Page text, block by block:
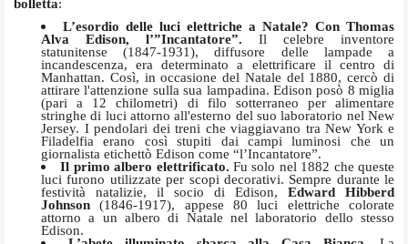
bolletta:
L’esordio delle luci elettriche a Natale? Con Thomas
Alva Edison, l’”Incantatore”. Il celebre inventore
statunitense (1847-1931), diffusore delle lampade a
incandescenza, era determinato a elettrificare il centro di
Manhattan. Così, in occasione del Natale del 1880, cercò di
attirare l'attenzione sulla sua lampadina. Edison posò 8 miglia
(pari a 12 chilometri) di filo sotterraneo per alimentare
stringhe di luci attorno all'esterno del suo laboratorio nel New
Jersey. I pendolari dei treni che viaggiavano tra New York e
Filadelfia erano così stupiti dai campi luminosi che un
giornalista etichettò Edison come “l’Incantatore”.
Il primo albero elettrificato.Fu solo nel 1882 che queste
luci furono utilizzate per scopi decorativi. Sempre durante le
festività natalizie, il socio di Edison, Edward Hibberd
Johnson (1846-1917), appese 80 luci elettriche colorate
attorno a un albero di Natale nel laboratorio dello stesso
Edison.